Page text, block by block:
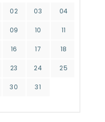
02 03 04
09 10 11
16 17 18
23 24 25
30 31